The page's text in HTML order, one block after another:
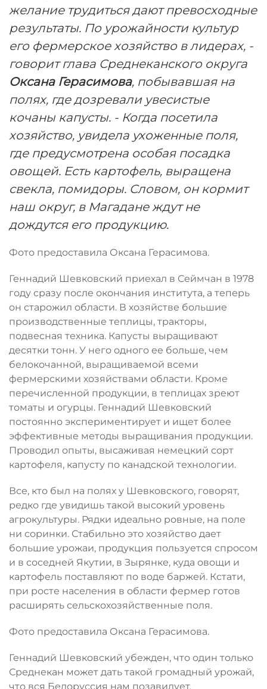
желание трудиться дают превосходные
результаты. По урожайности культур
его фермерское хозяйство в лидерах, -
говорит глава Среднеканского округа
Оксана Герасимова, побывавшая на
полях, где дозревали увесистые
кочаны капусты. - Когда посетила
хозяйство, увидела ухоженные поля,
где преду­смотрена особая посадка
овощей. Есть картофель, выращена
свекла, помидоры. Словом, он кормит
наш округ, в Магадане ждут не
дождутся его продукцию.
Фото предоставила Оксана Герасимова.
Геннадий Шевковский приехал в Сеймчан в 1978
году сразу после окончания института, а теперь
он старожил области. В хозяйстве большие
производственные теплицы, тракторы,
подвесная техника. Капусты выращивают
десятки тонн. У него одного ее больше, чем
белокочанной, выращиваемой всеми
фермерскими хозяйствами области. Кроме
перечисленной продукции, в теплицах зреют
томаты и огурцы. Геннадий Шевковский
постоянно экспериментирует и ищет более
эффективные методы выращивания продукции.
Проводил опыты, высаживая немецкий сорт
картофеля, капусту по канадской технологии.
Все, кто был на полях у Шевковского, говорят,
редко где увидишь такой высокий уровень
агрокультуры. Рядки идеально ровные, на поле
ни соринки. Стабильно это хозяйство дает
большие урожаи, продукция пользуется спросом
и в соседней Якутии, в Зырянке, куда овощи и
картофель поставляют по воде баржей. Кстати,
при росте населения в области фермер готов
расширять сельскохозяйственные поля.
Фото предоставила Оксана Герасимова.
Геннадий Шевковский убежден, что один только
Среднекан может дать такой громадный урожай,
что вся Белоруссия нам позавидует.